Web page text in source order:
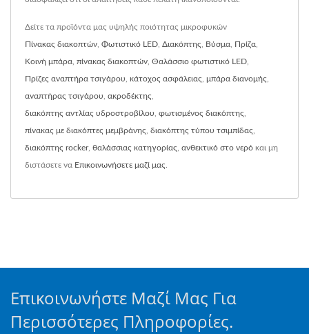
Δείτε τα προϊόντα μας υψηλής ποιότητας μικροφυκών
Πίνακας διακοπτών Φωτιστικό LED Διακόπτης Βύσμα Πρίζα
Κοινή μπάρα πίνακας διακοπτών Θαλάσσιο φωτιστικό LED
Πρίζες αναπτήρα τσιγάρου κάτοχος ασφάλειας μπάρα διανομής
αναπτήρας τσιγάρου ακροδέκτης
διακόπτης αντλίας υδροστροβίλου φωτισμένος διακόπτης
πίνακας με διακόπτες μεμβράνης διακόπτης τύπου τσιμπίδας
διακόπτης rocker, θαλάσσιας κατηγορίας ανθεκτικό στο νερό και μη
διστάσετε να Επικοινωνήσετε μαζί μας
Επικοινωνήστε Μαζί Μας Για
Περισσότερες Πληροφορίες.